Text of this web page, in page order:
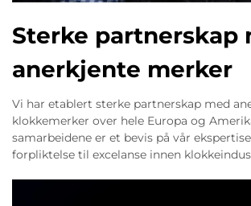
Sterke partnerskap
anerkjente merker
Vi har etablert sterke partnerskap med
klokkemerker over hele Europa og
samarbeidene er et bevis på vår
forpliktelse til excelanse innen